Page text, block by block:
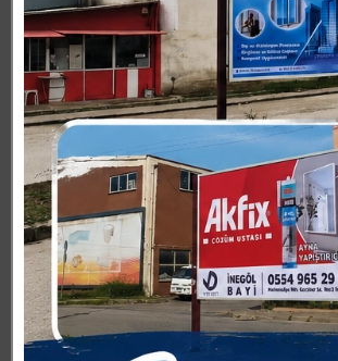
Haber ve Fotoğraf: Osman GÜRBAŞ